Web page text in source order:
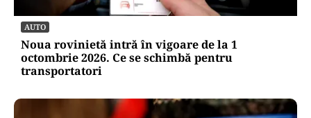
AUTO
Noua rovinietă intră în vigoare de la 1
octombrie 2026. Ce se schimbă pentru
transportatori